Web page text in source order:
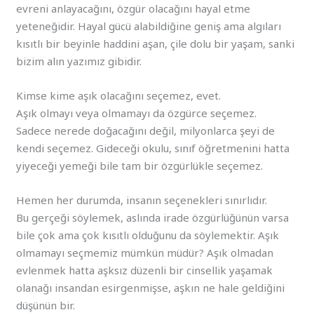
evreni anlayacağını, özgür olacağını hayal etme
yeteneğidir. Hayal gücü alabildiğine geniş ama algıları
kısıtlı bir beyinle haddini aşan, çile dolu bir yaşam, sanki
bizim alın yazımız gibidir.
Kimse kime aşık olacağını seçemez, evet.
Aşık olmayı veya olmamayı da özgürce seçemez.
Sadece nerede doğacağını değil, milyonlarca şeyi de
kendi seçemez. Gideceği okulu, sınıf öğretmenini hatta
yiyeceği yemeği bile tam bir özgürlükle seçemez.
Hemen her durumda, insanın seçenekleri sınırlıdır.
Bu gerçeği söylemek, aslında irade özgürlüğünün varsa
bile çok ama çok kısıtlı olduğunu da söylemektir. Aşık
olmamayı seçmemiz mümkün müdür? Aşık olmadan
evlenmek hatta aşksız düzenli bir cinsellik yaşamak
olanağı insandan esirgenmişse, aşkın ne hale geldiğini
düşünün bir.